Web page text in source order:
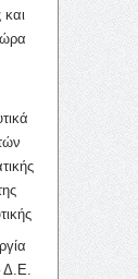
ώρα
Δ.Ε.